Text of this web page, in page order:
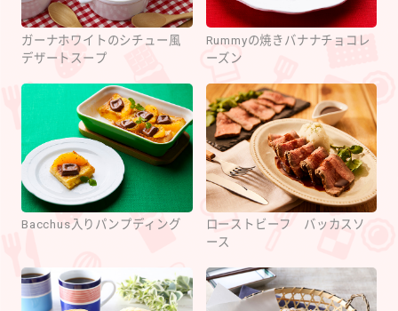
ガーナホワイトのシチュー風
デザートスープ
Rummyの焼きバナナチョコレ
ーズン
Bacchus入りパンプディング
ローストビーフ バッカスソ
ース